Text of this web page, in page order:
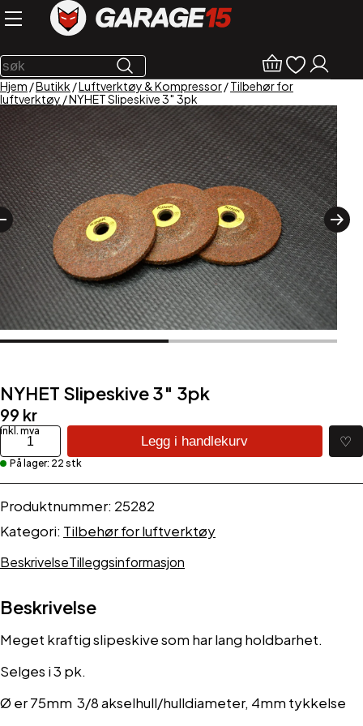
Hjem /Butikk /Luftverktøy & Kompressor/Tilbehør for
luftverktøy / NYHET Slipeskive 3″ 3pk
NYHET Slipeskive 3″ 3pk
99 kr
NYHET
Slipeskive
3"
3pk
antall
Legg i handlekurv ♡
På lager: 22 stk
Produktnummer: 25282
Kategori: Tilbehør for luftverktøy
BeskrivelseTilleggsinformasjon
Beskrivelse
Meget kraftig slipeskive som har lang holdbarhet.
Selges i 3 pk.
Ø er 75mm 3/8 akselhull/hulldiameter, 4mm tykkelse